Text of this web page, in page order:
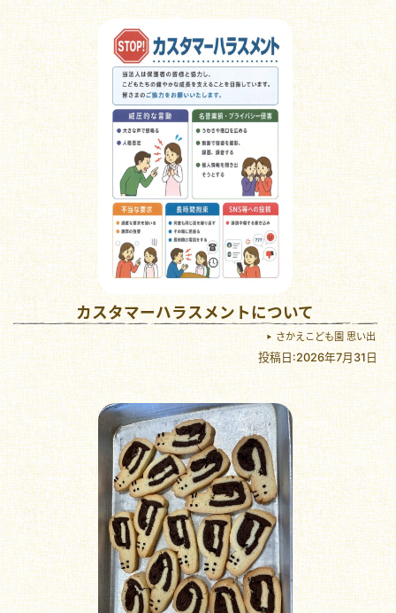
カスタマーハラスメントについて
さかえこども園 思い出
投稿日:2026年7月31日